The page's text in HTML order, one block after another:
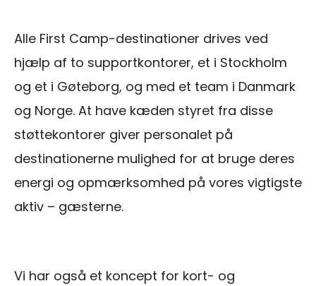
Alle First Camp-destinationer drives ved
hjælp af to supportkontorer, et i Stockholm
og et i Gøteborg, og med et team i Danmark
og Norge. At have kæden styret fra disse
støttekontorer giver personalet på
destinationerne mulighed for at bruge deres
energi og opmærksomhed på vores vigtigste
aktiv – gæsterne.
Vi har også et koncept for kort- og